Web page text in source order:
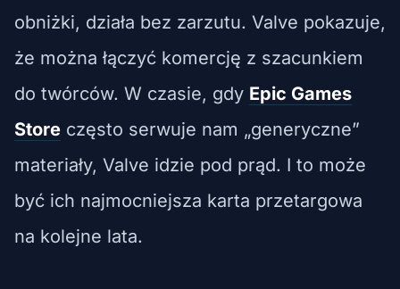
obniżki, działa bez zarzutu. Valve pokazuje,
że można łączyć komercję z szacunkiem
do twórców. W czasie, gdy Epic Games
Store często serwuje nam „generyczne”
materiały, Valve idzie pod prąd. I to może
być ich najmocniejsza karta przetargowa
na kolejne lata.